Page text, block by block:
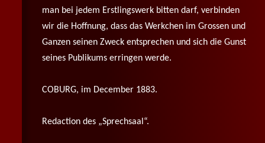
man bei jedem Erstlingswerk bitten darf, verbinden
wir die Hoffnung, dass das Werkchen im Grossen und
Ganzen seinen Zweck entsprechen und sich die Gunst
seines Publikums erringen werde.
COBURG, im December 1883.
Redaction des „Sprechsaal“.